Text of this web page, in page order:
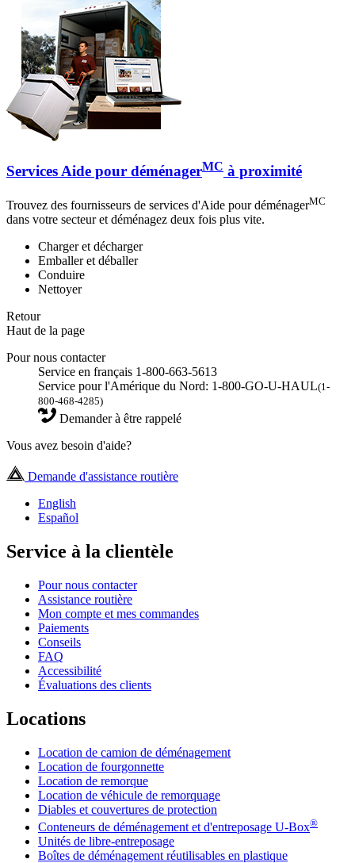
Services Aide pour déménagerMC à proximité
Trouvez des fournisseurs de services d'Aide pour déménagerMC
dans votre secteur et déménagez deux fois plus vite.
Charger et décharger
Emballer et déballer
Conduire
Nettoyer
Retour
Haut de la page
Pour nous contacter
Service en français 1-800-663-5613
Service pour l'Amérique du Nord: 1-800-GO-U-HAUL(1-
800-468-4285)
Demander à être rappelé
Vous avez besoin d'aide?
Demande d'assistance routière
English
Español
Service à la clientèle
Pour nous contacter
Assistance routière
Mon compte et mes commandes
Paiements
Conseils
FAQ
Accessibilité
Évaluations des clients
Locations
Location de camion de déménagement
Location de fourgonnette
Location de remorque
Location de véhicule de remorquage
Diables et couvertures de protection
Conteneurs de déménagement et d'entreposage U-Box®
Unités de libre-entreposage
Boîtes de déménagement réutilisables en plastique